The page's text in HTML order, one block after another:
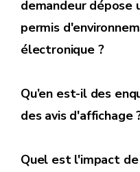
demandeur dépose
permis
électronique ?
Qu’en est-il des
des avis d'affichage
Quel est l'impact